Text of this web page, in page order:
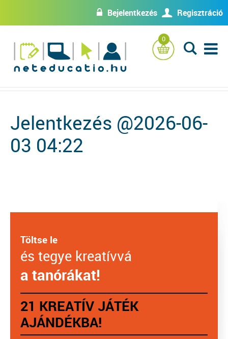
w Bejelentkezés U Regisztráció
0
L
Jelentkezés @2026-06-
03 04:22
Töltse le
és tegye kreatívvá
a tanórákat!
21 KREATÍV JÁTÉK
AJÁNDÉKBA!